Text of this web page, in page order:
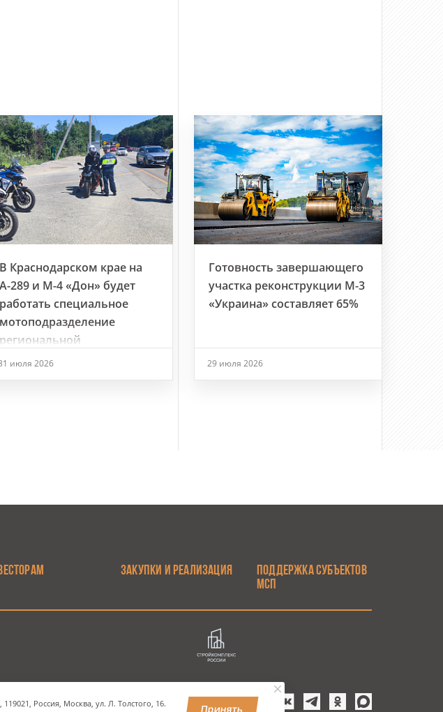
В Краснодарском крае на
А-289 и М-4 «Дон» будет
работать специальное
мотоподразделение
региональной
Госавтоинспекции
июля 2026
Готовность завершающего
участка реконструкции М-3
«Украина» составляет 65%
29 июля 2026
ЗАКУПКИ И РЕАЛИЗАЦИЯ
ПОДДЕРЖКА СУБЪЕКТОВ
МСП
Наш адрес
Россия, Москва, ул. Л. Толстого, 16.
Принять